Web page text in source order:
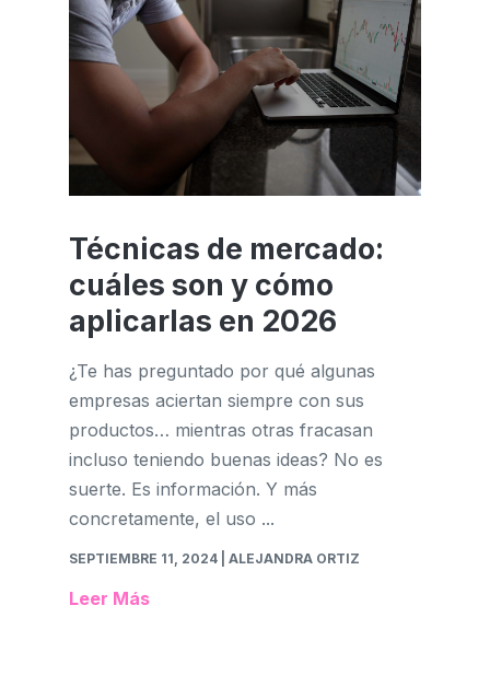
Técnicas de mercado:
cuáles son y cómo
aplicarlas en 2026
¿Te has preguntado por qué algunas
empresas aciertan siempre con sus
productos… mientras otras fracasan
incluso teniendo buenas ideas? No es
suerte. Es información. Y más
concretamente, el uso ...
SEPTIEMBRE 11, 2024 | ALEJANDRA ORTIZ
Leer Más